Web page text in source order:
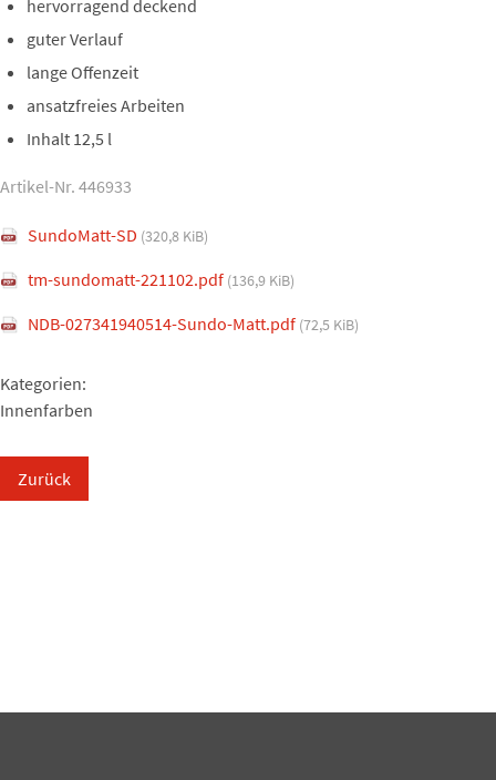
hervorragend deckend
guter Verlauf
lange Offenzeit
ansatzfreies Arbeiten
Inhalt 12,5 l
Artikel-Nr. 446933
SundoMatt-SD (320,8 KiB)
tm-sundomatt-221102.pdf (136,9 KiB)
NDB-027341940514-Sundo-Matt.pdf (72,5 KiB)
Kategorien:
Innenfarben
Zurück